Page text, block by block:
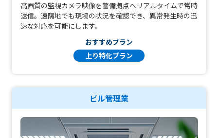
高画質の監視カメラ映像を警備拠点へリアルタイムで常時
送信。遠隔地でも現場の状況を確認でき、異常発生時の迅
速な対応を可能にします。
おすすめプラン
上り特化プラン
ビル管理業